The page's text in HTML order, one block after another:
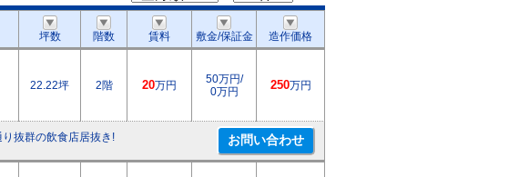
坪数 階数 賃料 敷金/保証金 造作価格
22.22坪 2階 20万円
50万円/
0万円
250万円
り抜群の飲食店居抜き!